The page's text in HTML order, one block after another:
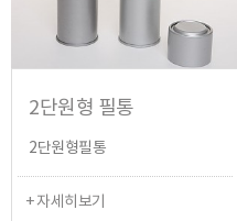
2단원형 필통
2단원형필통
+ 자세히보기